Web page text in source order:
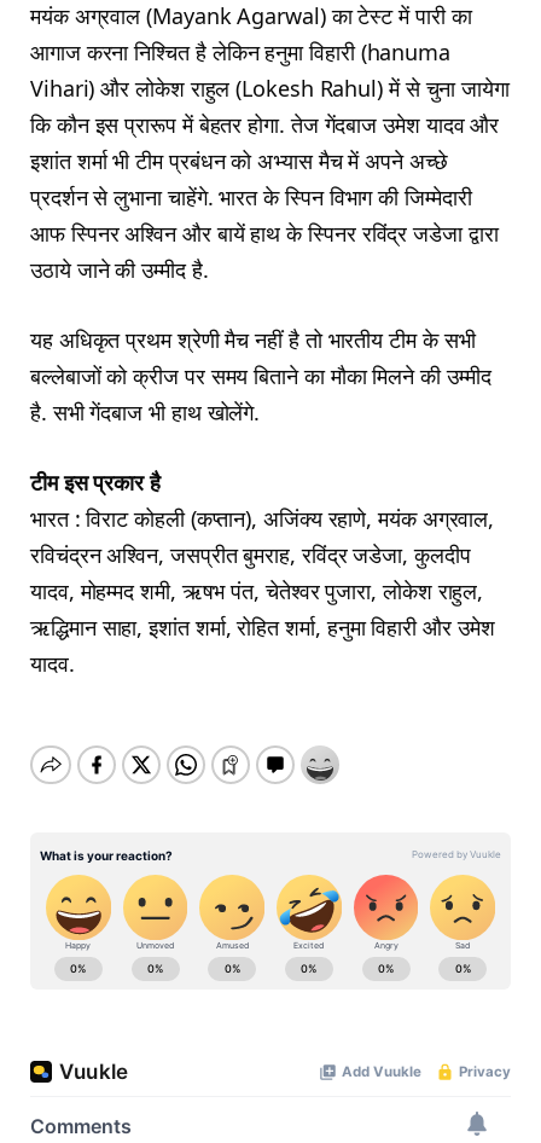
मयंक अग्रवाल (Mayank Agarwal) का टेस्ट में पारी का
आगाज करना निश्चित है लेकिन हनुमा विहारी (hanuma
Vihari) और लोकेश राहुल (Lokesh Rahul) में से चुना जायेगा
कि कौन इस प्रारूप में बेहतर होगा. तेज गेंदबाज उमेश यादव और
इशांत शर्मा भी टीम प्रबंधन को अभ्यास मैच में अपने अच्छे
प्रदर्शन से लुभाना चाहेंगे. भारत के स्पिन विभाग की जिम्मेदारी
आफ स्पिनर अश्विन और बायें हाथ के स्पिनर रविंद्र जडेजा द्वारा
उठाये जाने की उम्मीद है.
यह अधिकृत प्रथम श्रेणी मैच नहीं है तो भारतीय टीम के सभी
बल्लेबाजों को क्रीज पर समय बिताने का मौका मिलने की उम्मीद
है. सभी गेंदबाज भी हाथ खोलेंगे.
टीम इस प्रकार है
भारत : विराट कोहली (कप्तान), अजिंक्य रहाणे, मयंक अग्रवाल,
रविचंद्रन अश्विन, जसप्रीत बुमराह, रविंद्र जडेजा, कुलदीप
यादव, मोहम्मद शमी, ऋषभ पंत, चेतेश्वर पुजारा, लोकेश राहुल,
ऋद्धिमान साहा, इशांत शर्मा, रोहित शर्मा, हनुमा विहारी और उमेश
यादव.